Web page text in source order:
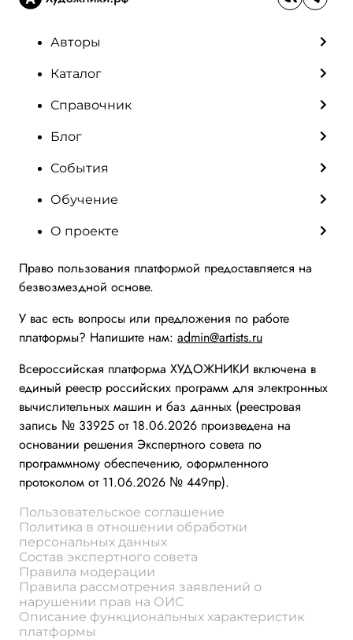
Авторы
Каталог
Справочник
Блог
События
Обучение
О проекте
Право пользования платформой предоставляется на
безвозмездной основе.
У вас есть вопросы или предложения по работе
платформы? Напишите нам: admin@artists.ru
Всероссийская платформа ХУДОЖНИКИ включена в
единый реестр российских программ для электронных
вычислительных машин и баз данных (реестровая
запись № 33925 от 18.06.2026 произведена на
основании решения Экспертного совета по
программному обеспечению, оформленного
протоколом от 11.06.2026 № 449пр).
Пользовательское соглашение
Политика в отношении обработки
персональных данных
Состав экспертного совета
Правила модерации
Правила рассмотрения заявлений о
нарушении прав на ОИС
Описание функциональных характеристик
платформы